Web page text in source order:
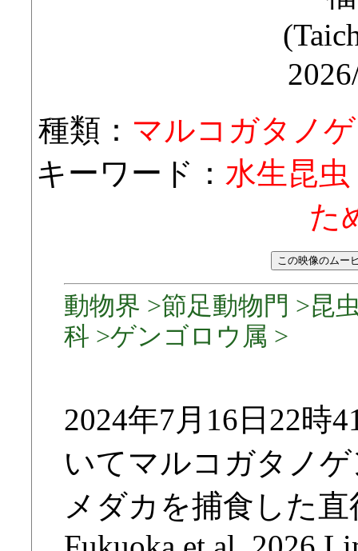
種類： マルコガタノ
キーワード： 水生昆
た
動物界 >節足動物門 >昆
科 >ゲンゴロウ属 >
2024年7月16日22時
いてマルコガタノ
メダカを捕食した